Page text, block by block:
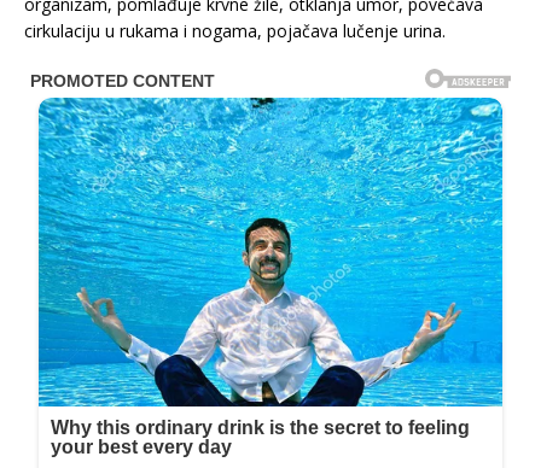
cirkulaciju u rukama i nogama, pojačava lučenje urina.